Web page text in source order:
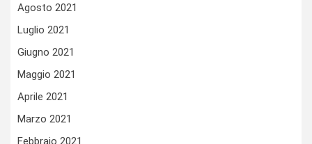
Agosto 2021
Luglio 2021
Giugno 2021
Maggio 2021
Aprile 2021
Marzo 2021
Febbraio 2021